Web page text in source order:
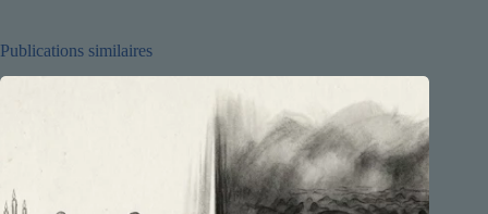
Publications similaires